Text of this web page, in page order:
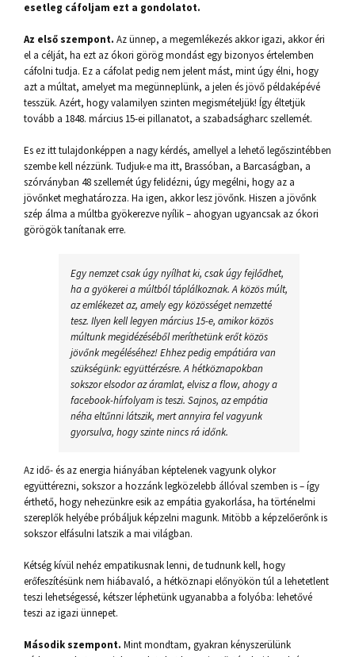
esetleg cáfoljam ezt a gondolatot.
Az első szempont. Az ünnep, a megemlékezés akkor igazi, akkor éri
el a célját, ha ezt az ókori görög mondást egy bizonyos értelemben
cáfolni tudja. Ez a cáfolat pedig nem jelent mást, mint úgy élni, hogy
azt a múltat, amelyet ma megünneplünk, a jelen és jövő példaképévé
tesszük. Azért, hogy valamilyen szinten megismételjük! Így éltetjük
tovább a 1848. március 15-ei pillanatot, a szabadságharc szellemét.
Es ez itt tulajdonképpen a nagy kérdés, amellyel a lehető legőszintébben
szembe kell nézzünk. Tudjuk-e ma itt, Brassóban, a Barcaságban, a
szórványban 48 szellemét úgy felidézni, úgy megélni, hogy az a
jövőnket meghatározza. Ha igen, akkor lesz jövőnk. Hiszen a jövőnk
szép álma a múltba gyökerezve nyílik – ahogyan ugyancsak az ókori
görögök tanítanak erre.
Egy nemzet csak úgy nyílhat ki, csak úgy fejlődhet,
ha a gyökerei a múltból táplálkoznak. A közös múlt,
az emlékezet az, amely egy közösséget nemzetté
tesz. Ilyen kell legyen március 15-e, amikor közös
múltunk megidézéséből meríthetünk erőt közös
jövőnk megéléséhez! Ehhez pedig empátiára van
szükségünk: együttérzésre. A hétköznapokban
sokszor elsodor az áramlat, elvisz a flow, ahogy a
facebook-hírfolyam is teszi. Sajnos, az empátia
néha eltűnni látszik, mert annyira fel vagyunk
gyorsulva, hogy szinte nincs rá időnk.
Az idő- és az energia hiányában képtelenek vagyunk olykor
együttérezni, sokszor a hozzánk legközelebb állóval szemben is – így
érthető, hogy nehezünkre esik az empátia gyakorlása, ha történelmi
szereplők helyébe próbáljuk képzelni magunk. Mitöbb a képzelőerőnk is
sokszor elfásulni latszik a mai világban.
Kétség kívül nehéz empatikusnak lenni, de tudnunk kell, hogy
erőfeszítésünk nem hiábavaló, a hétköznapi előnyökön túl a lehetetlent
teszi lehetségessé, kétszer léphetünk ugyanabba a folyóba: lehetővé
teszi az igazi ünnepet.
Második szempont. Mint mondtam, gyakran kényszerülünk